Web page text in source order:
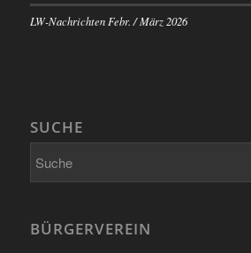
LW-Nachrichten Febr. / März 2026
SUCHE
BÜRGERVEREIN